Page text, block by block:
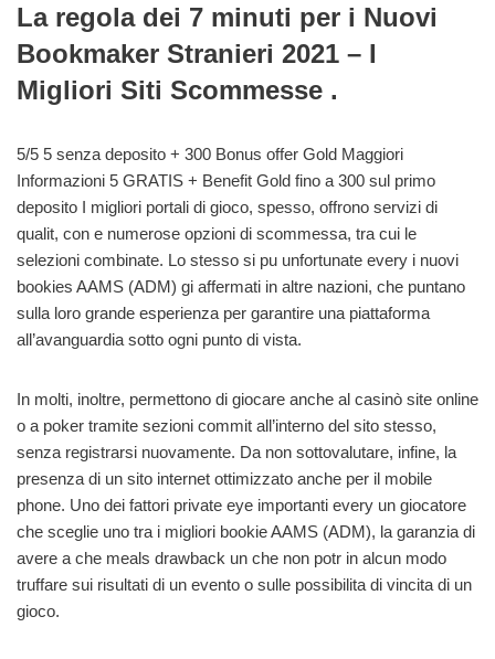
La regola dei 7 minuti per i Nuovi
Bookmaker Stranieri 2021 – I
Migliori Siti Scommesse .
5/5 5 senza deposito + 300 Bonus offer Gold Maggiori
Informazioni 5 GRATIS + Benefit Gold fino a 300 sul primo
deposito I migliori portali di gioco, spesso, offrono servizi di
qualit, con e numerose opzioni di scommessa, tra cui le
selezioni combinate. Lo stesso si pu unfortunate every i nuovi
bookies AAMS (ADM) gi affermati in altre nazioni, che puntano
sulla loro grande esperienza per garantire una piattaforma
all’avanguardia sotto ogni punto di vista.
In molti, inoltre, permettono di giocare anche al casinò site online
o a poker tramite sezioni commit all’interno del sito stesso,
senza registrarsi nuovamente. Da non sottovalutare, infine, la
presenza di un sito internet ottimizzato anche per il mobile
phone. Uno dei fattori private eye importanti every un giocatore
che sceglie uno tra i migliori bookie AAMS (ADM), la garanzia di
avere a che meals drawback un che non potr in alcun modo
truffare sui risultati di un evento o sulle possibilita di vincita di un
gioco.